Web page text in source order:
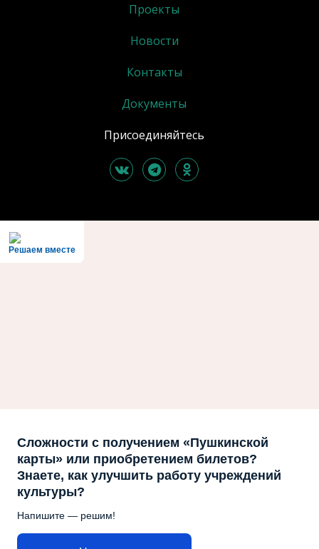
Проекты
Новости
Контакты
Документы
Присоединяйтесь
Решаем вместе
Сложности с получением «Пушкинской
карты» или приобретением билетов?
Знаете, как улучшить работу учреждений
культуры?
Напишите — решим!